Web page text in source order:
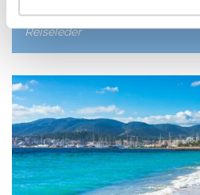
NORSK REISELEDER
Reiseleder